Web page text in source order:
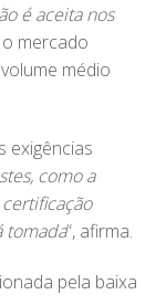
é aceita nos
mercado
médio
exigências
como a
tomada“, afirma.
pela baixa